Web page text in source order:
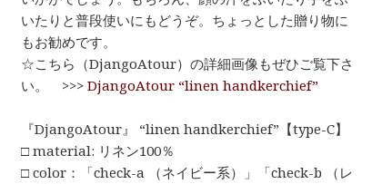
いたりと普段使いにもどうぞ。ちょっとした贈り物に
もお勧めです。
☆こちら（DjangoAtour）の詳細画像もぜひご覧下さ
い。 >>>DjangoAtour “linen handkerchief”
『DjangoAtour』 “linen handkerchief”【type-C】
□ material: リネン100％
□ color：「check-a （ネイビー系）」「check-b （レ